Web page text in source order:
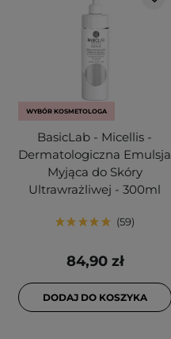
WYBÓR KOSMETOLOGA
BasicLab - Micellis -
Dermatologiczna Emulsja
Myjąca do Skóry
Ultrawrażliwej - 300ml
59
84,90 zł
DODAJ DO KOSZYKA